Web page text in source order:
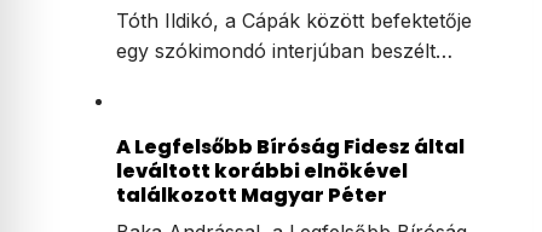
Tóth Ildikó, a Cápák között befektetője
egy szókimondó interjúban beszélt…
A Legfelsőbb Bíróság Fidesz által
leváltott korábbi elnökével
találkozott Magyar Péter